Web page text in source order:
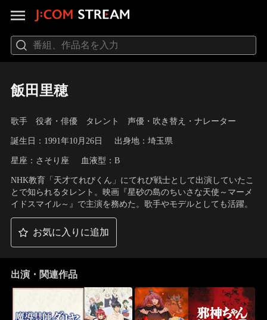
飯田里穂
歌手 役者・俳優 タレント 声優・吹き替え・ナレーター
誕生日：1991年10月26日 出身地：埼玉県
星座：さそり座 血液型：B
NHK教育「天才てれびくん」にてれび戦士として出演していたこ
とで知られるタレント。映画『星砂の島のちいさな天使～マーメ
イドスマイル～』で主演を務めた。歌手やモデルとしても活躍。
お気に入りに追加
出演・関連作品